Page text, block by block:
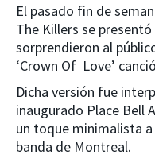
El pasado fin de
The Killers se
sorprendieron al
‘Crown Of Love’
Dicha versión fue
inaugurado Place Bell
un toque minimalista
banda de Montreal.